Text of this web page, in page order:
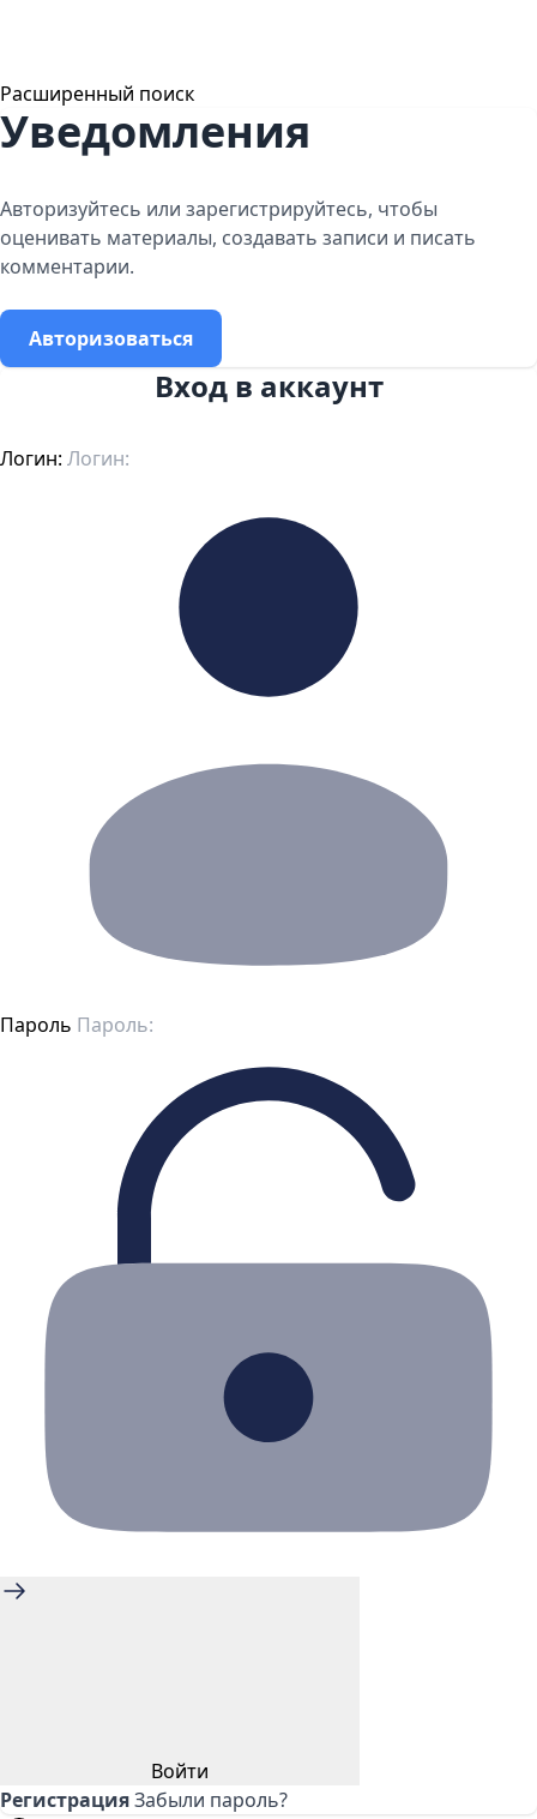
Расширенный поиск
Уведомления
Авторизуйтесь или зарегистрируйтесь, чтобы
оценивать материалы, создавать записи и писать
комментарии.
Авторизоваться
Вход в аккаунт
Логин:
Пароль
Войти
РегистрацияЗабыли пароль?